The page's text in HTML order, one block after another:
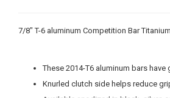
7/8" T-6 aluminum Competition Bar
These 2014-T6 aluminum bars
Knurled clutch side helps reduce